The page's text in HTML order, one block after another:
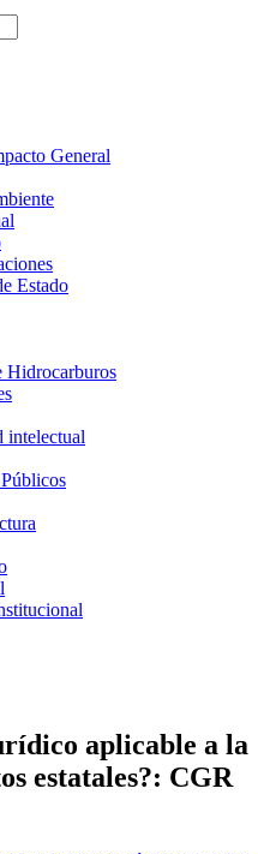
General
Estado
Hidrocarburos
intelectual
aplicable a la
estatales?: CGR